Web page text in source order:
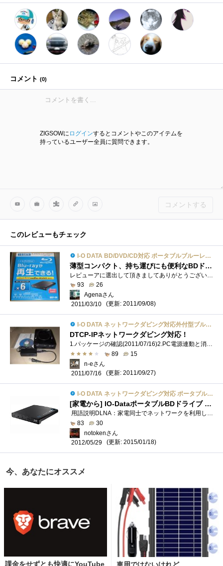
コメント (0)
ZIGSOWに ログインするとコメントやこのアイテムを
持っているユーザー全員に質問できます。
コメントする
このレビューもチェック
I-O DATA BD/DVD/CD対応 ポータブルブルーレイディスクドライブ BRP-U6
薄型コンパクト、持ち運びにも便利なBDドライブ
93
26
Agenaさん
2011/03/10
(更新: 2011/09/08)
I-O DATA ネットワークダビング対応外付型ブルーレイディスクドライブ BRD-U8DM
DTCP-IPネットワークダビング対応！
1.パッケージの確認(2011/07/16)2.PC電源連動と消費電力の計測追記(2011/07/17)3.2層BD-REの書き込みテスト追記(2011/07/18)4.PC用地デジチューナーからダビン�...
89
15
n-eさん
2011/07/16
(更新: 2011/09/27)
I-O DATA ネットワークダビング対応 ポータブルブルーレイドライブ BRP-U6DM
[家電から] IO-DataポータブルBDドライブ [DISCに保存出来る]
用語説明DLNA：家電同士でネットワークを利用して、メディアファイルをやりとりする仕組み。これがないと3チャンネル同時録画とかあまり意味�...
83
30
notokenさん
2012/05/29
(更新: 2015/01/18)
今、あなたにオススメ
課金をせずとも快適にYouTube 車用ではないけれど